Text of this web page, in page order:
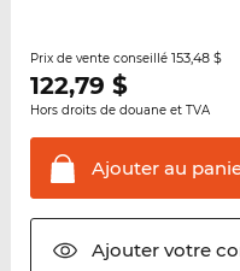
Prix de vente conseillé 153,48 $
122,79 $
Hors droits de douane et TVA
Ajouter au
Ajouter votre